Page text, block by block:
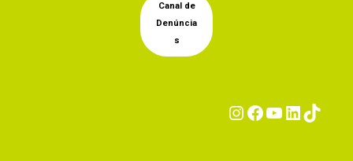
Canal de
Denúncia
s
Instagram
Facebook